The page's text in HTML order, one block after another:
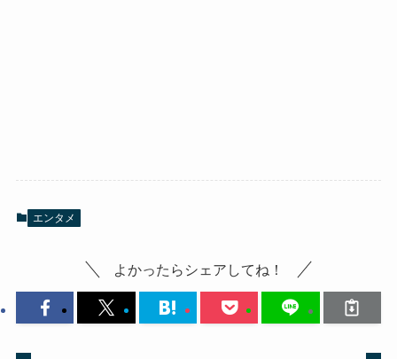
エンタメ
よかったらシェアしてね！